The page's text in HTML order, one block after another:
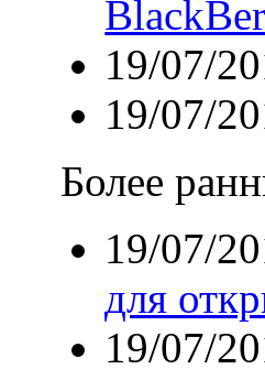
19/07/
19/07/
Более
19/07/
для
19/07/